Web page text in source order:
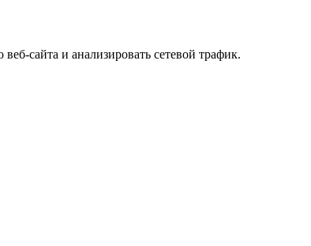
сайта и анализировать сетевой трафик.